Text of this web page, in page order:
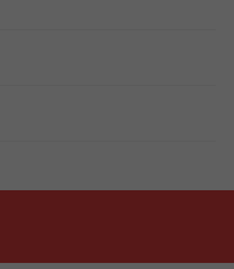
hemsida ska